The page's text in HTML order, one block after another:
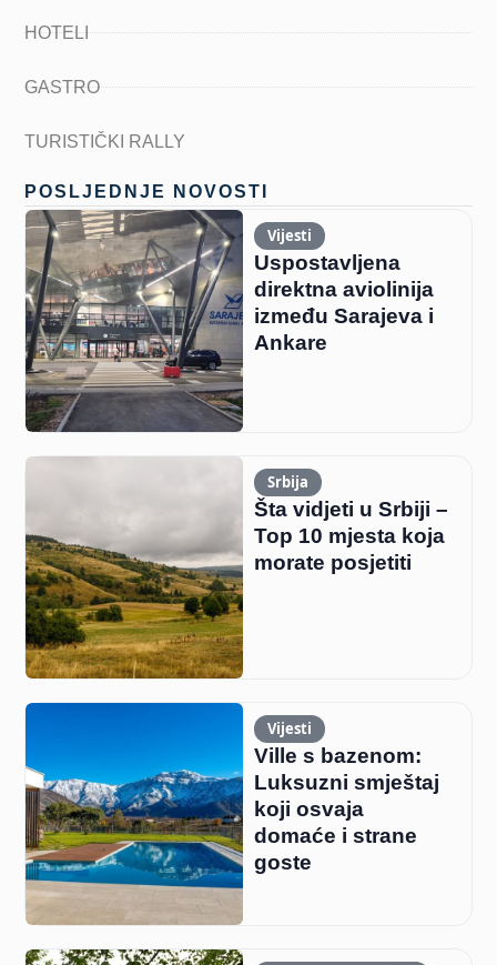
HOTELI
GASTRO
TURISTIČKI RALLY
POSLJEDNJE NOVOSTI
Vijesti
Uspostavljena
direktna aviolinija
između Sarajeva i
Ankare
Srbija
Šta vidjeti u Srbiji –
Top 10 mjesta koja
morate posjetiti
Vijesti
Ville s bazenom:
Luksuzni smještaj
koji osvaja
domaće i strane
goste